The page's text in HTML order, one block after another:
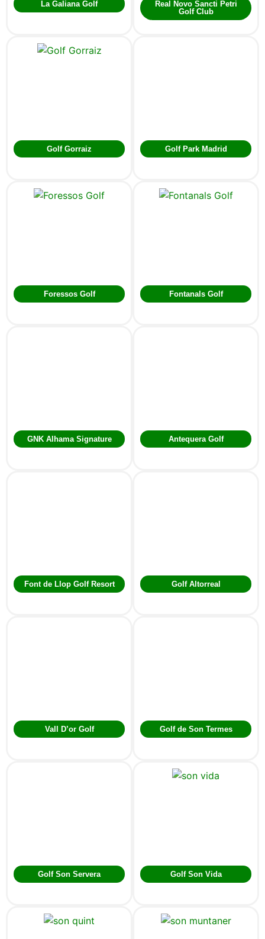
La Galiana Golf
Real Novo Sancti Petri
Golf Club
Golf Gorraiz Golf Park Madrid
Foressos Golf Fontanals Golf
GNK Alhama Signature Antequera Golf
Font de Llop Golf Resort Golf Altorreal
Vall D’or Golf Golf de Son Termes
Golf Son Servera Golf Son Vida